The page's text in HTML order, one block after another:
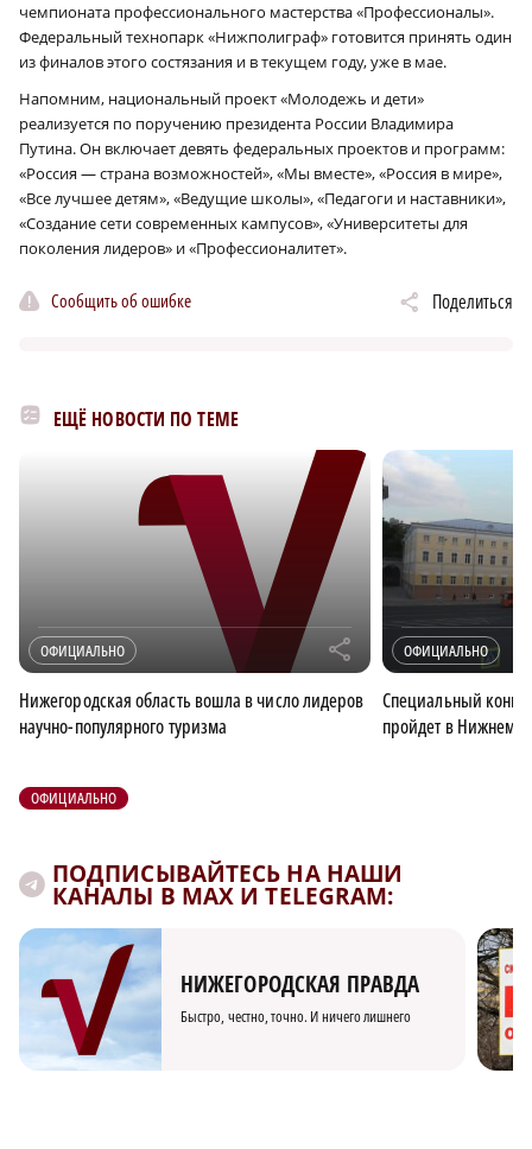
чемпионата профессионального мастерства «Профессионалы».
Федеральный технопарк «Нижполиграф» готовится принять один
из финалов этого состязания и в текущем году, уже в мае.
Напомним, национальный проект «Молодежь и дети»
реализуется по поручению президента России Владимира
Путина. Он включает девять федеральных проектов и программ:
«Россия — страна возможностей», «Мы вместе», «Россия в мире»,
«Все лучшее детям», «Ведущие школы», «Педагоги и наставники»,
«Создание сети современных кампусов», «Университеты для
поколения лидеров» и «Профессионалитет».
Сообщить об ошибке Поделиться
ЕЩЁ НОВОСТИ ПО ТЕМЕ
ОФИЦИАЛЬНО r
Нижегородская область вошла в число лидеров
научно-популярного туризма
ОФИЦИАЛЬНО
Специальный
пройдет в Нижнем
ОФИЦИАЛЬНО
ПОДПИСЫВАЙТЕСЬ НА НАШИ
КАНАЛЫ В MAX И TELEGRAM:
НИЖЕГОРОДСКАЯ ПРАВДА
Быстро, честно, точно. И ничего лишнего